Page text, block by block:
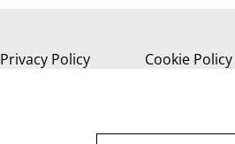
Privacy Policy Cookie Policy